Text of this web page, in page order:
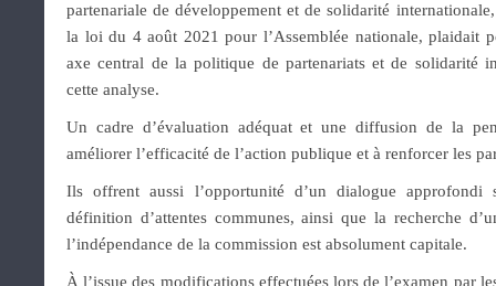
partenariale de développement et de solidarité
la loi du 4 août 2021 pour l’Assemblée nationale, plaidait
axe central de la politique de partenariats et de solidarité
cette analyse.
Un cadre d’évaluation adéquat et une diffusion de la
améliorer l’efficacité de l’action publique et à renforcer les
Ils offrent aussi l’opportunité d’un dialogue approfondi
définition d’attentes communes, ainsi que la recherche
l’indépendance de la commission est absolument capitale.
À l’issue des modifications effectuées lors de l’examen par